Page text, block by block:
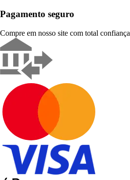
Pagamento seguro
Compre em nosso site com total confiança